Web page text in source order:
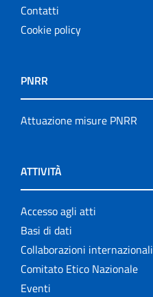
Contatti
Cookie policy
PNRR
Attuazione misure PNRR
ATTIVITÀ
Accesso agli atti
Basi di dati
Collaborazioni internazionali
Comitato Etico Nazionale
Eventi